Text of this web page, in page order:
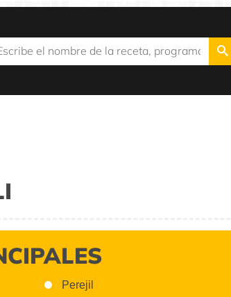
Perejil